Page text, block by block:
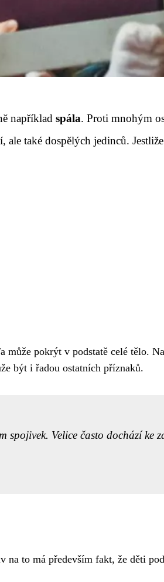
například spála. Proti mnohým
také dospělých jedinců.
může pokrýt v podstatě celé tělo.
být i řadou ostatních příznaků.
spojivek. Velice často dochází ke
na to má především fakt, že děti